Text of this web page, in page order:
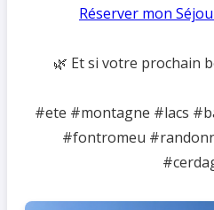
Réserver mon
🌿 Et si votre prochain
#ete #montagne #lacs
#fontromeu